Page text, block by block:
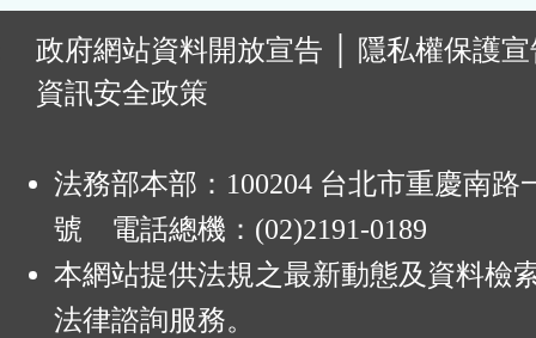
政府網站資料開放宣告
隱私權保護
資訊安全政策
法務部本部：100204 台北市重慶南路
號 電話總機：(02)2191-0189
本網站提供法規之最新動態及資料檢
法律諮詢服務。